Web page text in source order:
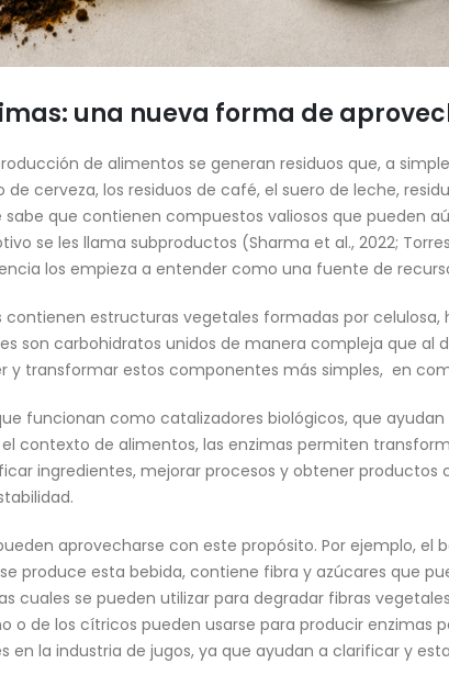
una nueva forma de
de alimentos se generan residuos que, a
cerveza, los residuos de café, el suero de leche,
que contienen compuestos valiosos que pueden
se les llama subproductos (Sharma et al., 2022;
los empieza a entender como una fuente de
estructuras vegetales formadas por celulosa,
son carbohidratos unidos de manera compleja que al
y transformar estos componentes más simples, en
funcionan como catalizadores biológicos, que
el contexto de alimentos, las enzimas permiten
ingredientes, mejorar procesos y obtener
aprovecharse con este propósito. Por ejemplo, el
produce esta bebida, contiene fibra y azúcares que
cuales se pueden utilizar para degradar fibras
o de los cítricos pueden usarse para producir enzimas
en la industria de jugos, ya que ayudan a clarificar y